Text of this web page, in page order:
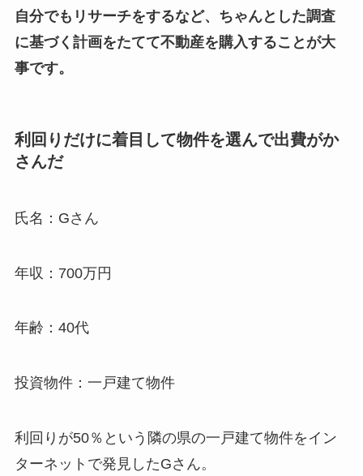
自分でもリサーチをするなど、ちゃんとした調査
に基づく計画をたてて不動産を購入することが大
事です。
利回りだけに着目して物件を選んで出費がか
さんだ
氏名：Gさん
年収：700万円
年齢：40代
投資物件：一戸建て物件
利回りが50％という隣の県の一戸建て物件をイン
ターネットで発見したGさん。